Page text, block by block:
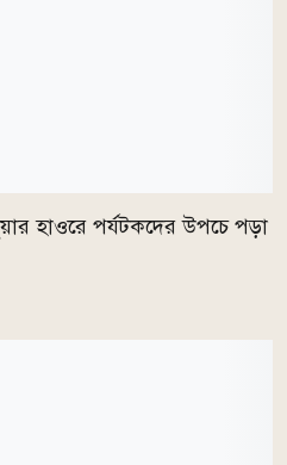
হাওরে পর্যটকদের উপচে পড়া